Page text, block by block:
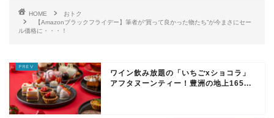
HOME
おトク
【Amazonブラックフライデー】筆者が“買って良かった物たち”が今まさにセー
ル価格に・・・！
ワイン飲み放題の「いちごxショコラ」
アフタヌーンティー！豊洲の地上165...